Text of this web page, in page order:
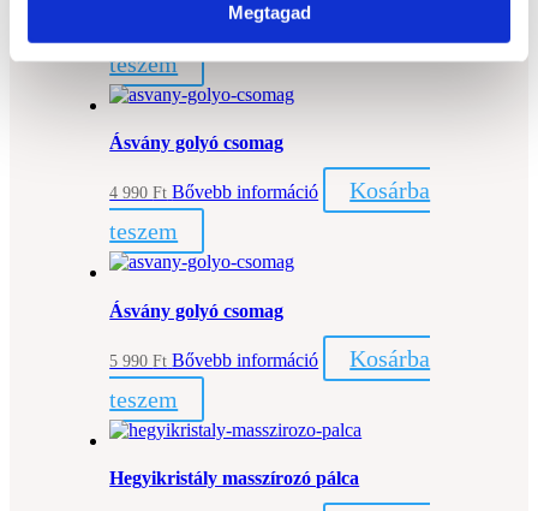
Megtagad
Bővebb információ
teszem
Ásvány golyó csomag
4 990Ft Bővebb információ
Kosárba
teszem
Ásvány golyó csomag
5 990Ft Bővebb információ
Kosárba
teszem
Hegyikristály masszírozó pálca